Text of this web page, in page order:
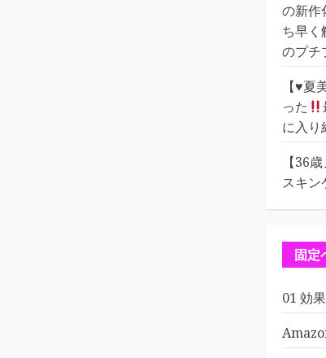
の新作
ち早く
のプチ
【♥️夏
った
に入り
【36
スキン
固定
01 効